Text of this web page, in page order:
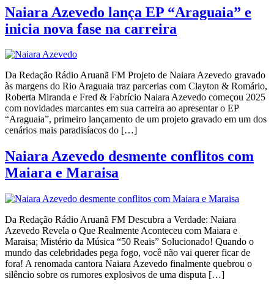
Naiara Azevedo lança EP “Araguaia” e
inicia nova fase na carreira
Da Redação Rádio Aruanã FM Projeto de Naiara Azevedo gravado
às margens do Rio Araguaia traz parcerias com Clayton & Romário,
Roberta Miranda e Fred & Fabrício Naiara Azevedo começou 2025
com novidades marcantes em sua carreira ao apresentar o EP
“Araguaia”, primeiro lançamento de um projeto gravado em um dos
cenários mais paradisíacos do […]
Naiara Azevedo desmente conflitos com
Maiara e Maraisa
Da Redação Rádio Aruanã FM Descubra a Verdade: Naiara
Azevedo Revela o Que Realmente Aconteceu com Maiara e
Maraisa; Mistério da Música “50 Reais” Solucionado! Quando o
mundo das celebridades pega fogo, você não vai querer ficar de
fora! A renomada cantora Naiara Azevedo finalmente quebrou o
silêncio sobre os rumores explosivos de uma disputa […]